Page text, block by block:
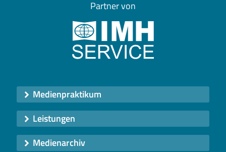
Partner von
Medienpraktikum
Leistungen
Medienarchiv